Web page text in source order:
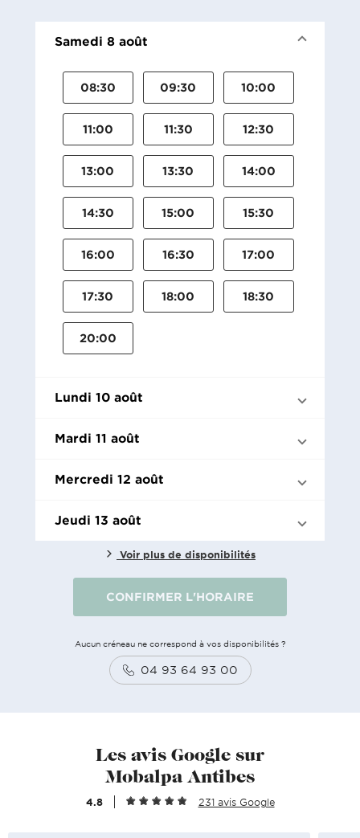
Samedi 8 août
08:30 09:30 10:00
11:00 11:30 12:30
13:00 13:30 14:00
14:30 15:00 15:30
16:00 16:30 17:00
17:30 18:00 18:30
20:00
Lundi 10 août
Mardi 11 août
Mercredi 12 août
Jeudi 13 août
Voir plus de disponibilités
CONFIRMER L'HORAIRE
Aucun créneau ne correspond à vos disponibilités ?
04 93 64 93 00
Les avis Google sur
Mobalpa Antibes
4.8 231 avis Google